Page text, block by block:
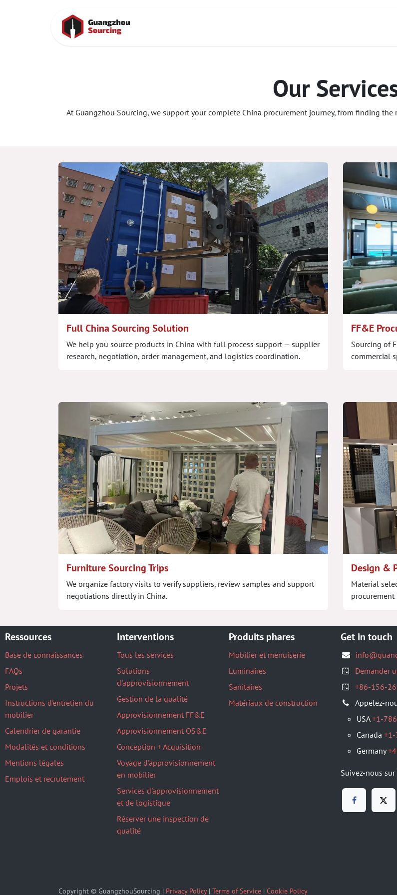
Our
At Guangzhou Sourcing, we support your complete China procurement journey, from finding
Full China Sourcing Solution
We help you source products in China with full process support — supplier
research, negotiation, order management, and logistics coordination.
FF&E
Sourcing of
commercial
Furniture Sourcing Trips
We organize factory visits to verify suppliers, review samples and support
negotiations directly in China.
Design &
Material
Ressources
Base de connaissances
FAQs
Projets
Instructions d'entretien du
mobilier
Calendrier de garantie
Modalités et conditions
Mentions légales
Emplois et recrutement
Interventions
Tous les services
Solutions
d'approvisionnement
Gestion de la qualité
Approvisionnement FF&E
Approvisionnement OS&E
Conception + Acquisition
Voyage d'approvisionnement
en mobilier
Services d'approvisionnement
et de logistique
Réserver une inspection de
qualité
Produits phares
Mobilier et menuiserie
Luminaires
Sanitaires
Matériaux de construction
Get in touch
Demander
+86-156-
Appelez-
USA+1-
Canada
Germany
Suivez-nous
Copyright © GuangzhouSourcing | Privacy Policy| Terms of Service | Cookie Policy